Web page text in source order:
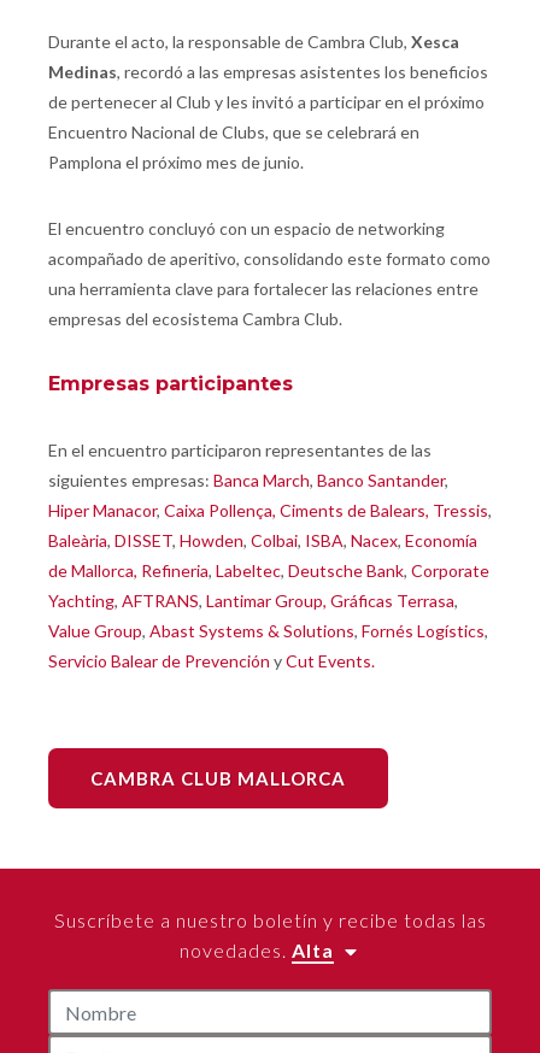
Durante el acto, la responsable de Cambra Club, Xesca
Medinas, recordó a las empresas asistentes los beneficios
de pertenecer al Club y les invitó a participar en el próximo
Encuentro Nacional de Clubs, que se celebrará en
Pamplona el próximo mes de junio.
El encuentro concluyó con un espacio de networking
acompañado de aperitivo, consolidando este formato como
una herramienta clave para fortalecer las relaciones entre
empresas del ecosistema Cambra Club.
Empresas participantes
En el encuentro participaron representantes de las
siguientes empresas: Banca March, Banco Santander,
Hiper Manacor, Caixa Pollença, Ciments de Balears, Tressis,
Baleària, DISSET, Howden, Colbai, ISBA, Nacex, Economía
de Mallorca, Refineria, Labeltec, Deutsche Bank, Corporate
Yachting, AFTRANS, Lantimar Group, Gráficas Terrasa,
Value Group, Abast Systems & Solutions, Fornés Logístics,
Servicio Balear de Prevención yCut Events.
CAMBRA CLUB MALLORCA
Suscríbete a nuestro boletín y recibe todas las
novedades. Alta